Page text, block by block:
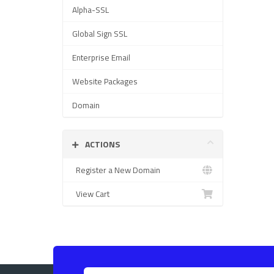
Alpha-SSL
Global Sign SSL
Enterprise Email
Website Packages
Domain
ACTIONS
Register a New Domain
View Cart